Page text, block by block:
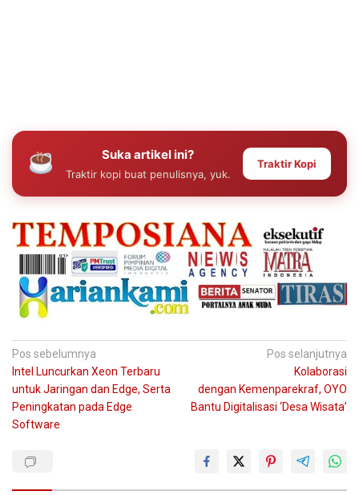
Suka artikel ini?
Traktir kopi buat penulisnya, yuk.
Traktir Kopi
Navigasi
pos
Pos sebelumnya
Intel Luncurkan Xeon Terbaru
untuk Jaringan dan Edge, Serta
Peningkatan pada Edge
Software
Pos selanjutnya
Kolaborasi
dengan Kemenparekraf, OYO
Bantu Digitalisasi ‘Desa Wisata’